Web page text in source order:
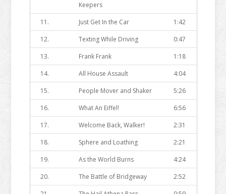
Keepers
11. Just Get In the Car
1:42
12.
Texting While Driving
0:47
13.
Frank Frank
1:18
14.
All House Assault
4:04
15.
People Mover and Shaker
5:26
16.
What An Eiffel!
6:56
17.
Welcome Back, Walker!
2:31
18.
Sphere and Loathing
2:21
19.
As the World Burns
4:24
20.
The Battle of Bridgeway
2:52